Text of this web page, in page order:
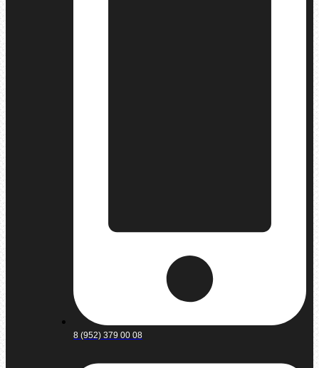
8 (952) 379 00 08